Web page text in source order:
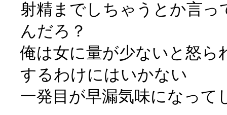
射精までしちゃうとか言っ
んだろ？
俺は女に量が少ないと怒ら
するわけにはいかない
一発目が早漏気味になって